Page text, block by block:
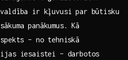
ir kļuvusi‌ par būtisku
panākumus. Kā
– no tehniskā
iesaistei – darbotos